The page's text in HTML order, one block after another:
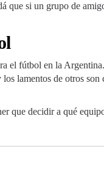
que si un grupo de
el fútbol en la
lamentos de otros
que decidir a qué